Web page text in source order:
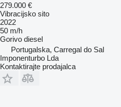
279.000 €
Vibracijsko sito
2022
50 m/h
Gorivo diesel
Portugalska, Carregal do Sal
Imponenturbo Lda
Kontaktirajte prodajalca